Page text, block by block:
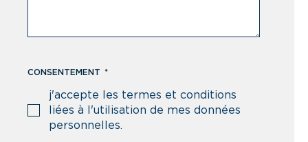
CONSENTEMENT *
j'accepte les termes et conditions
liées à l'utilisation de mes données
personnelles.